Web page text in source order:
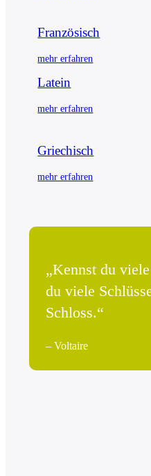
Französisch
mehr erfahren
Latein
mehr erfahren
Griechisch
mehr erfahren
„Kennst du
du viele
Schloss.“
– Voltaire